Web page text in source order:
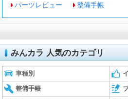
パーツレビュー 整備手帳
みんカラ 人気のカテゴリ
車種別
整備手帳